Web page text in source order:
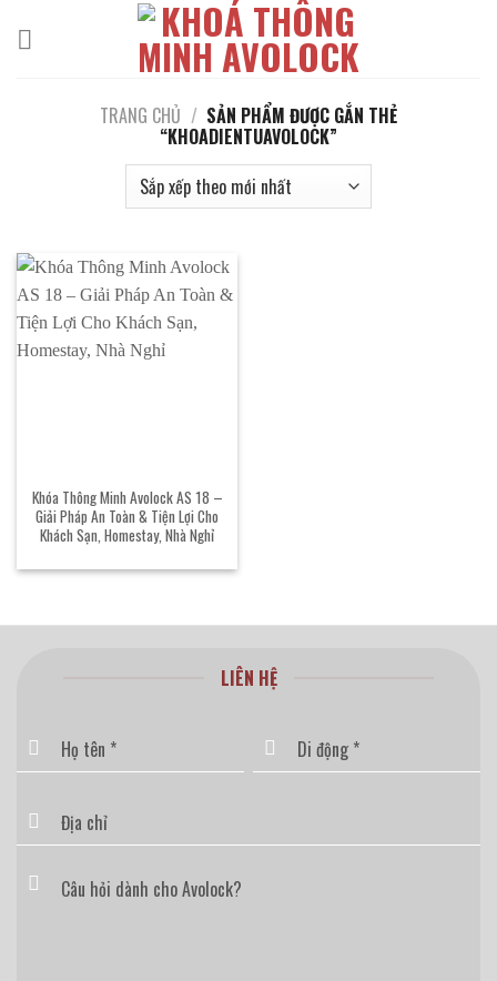
qua
TRANG CHỦ / SẢN PHẨM ĐƯỢC GẮN THẺ
“KHOADIENTUAVOLOCK”
Khóa Thông Minh Avolock AS 18 –
Giải Pháp An Toàn & Tiện Lợi Cho
Khách Sạn, Homestay, Nhà Nghỉ
LIÊN HỆ